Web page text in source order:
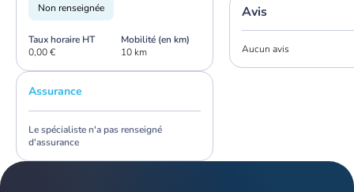
Non renseignée
Taux horaire HT
0,00 €
Mobilité (en km)
10 km
Assurance
Le spécialiste n'a pas renseigné
d'assurance
Avis
Aucun avis